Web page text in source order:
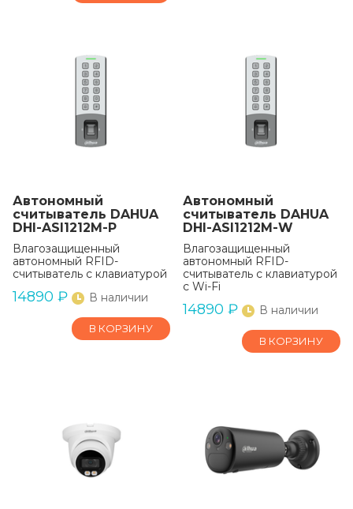
Автономный
считыватель DAHUA
DHI-ASI1212M-P
Влагозащищенный
автономный RFID-
считыватель с клавиатурой
14890 ₽ В наличии
В КОРЗИНУ
Автономный
считыватель DAHUA
DHI-ASI1212M-W
Влагозащищенный
автономный RFID-
считыватель с клавиатурой
c Wi-Fi
14890 ₽ В наличии
В КОРЗИНУ